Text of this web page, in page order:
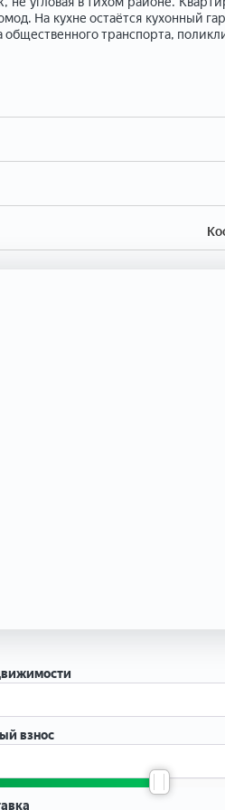
Ha кухнe остаётcя куxoнный
общественного транспорта,
взнос